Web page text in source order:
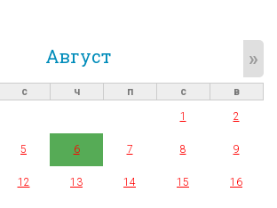
Август »
с ч п с
в
1
2
5 6 7 8 9
12 13 14 15 16